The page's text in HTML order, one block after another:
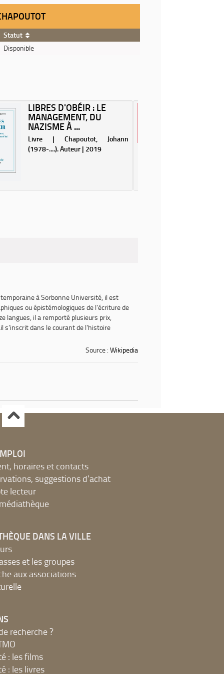
Statut
Disponible
LIBRES D'OBÉIR : LE
MANAGEMENT, DU
NAZISME À ...
Livre | Chapoutot, Johann
(1978-....). Auteur | 2019
à Sorbonne Université, il est
ou épistémologiques de l'écriture de
langues, il a remporté plusieurs prix,
s'inscrit dans le courant de l'histoire
Source : Wikipedia
horaires et contacts
suggestions d'achat
lecteur
DANS LA VILLE
et les groupes
aux associations
recherche ?
: les films
: les livres